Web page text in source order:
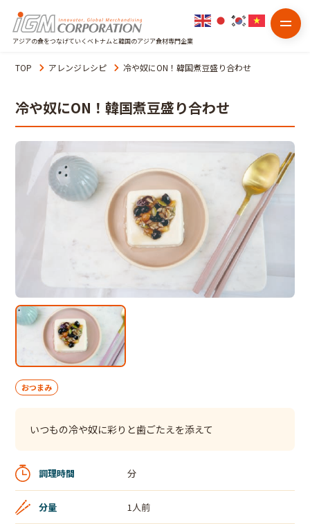
アジアの食をつなげていくベトナムと韓国のアジア食材専門企業
TOP アレンジレシピ 冷や奴にON！韓国煮豆盛り合わせ
冷や奴にON！韓国煮豆盛り合わせ
おつまみ
いつもの冷や奴に彩りと歯ごたえを添えて
調理時間 分
分量 1人前